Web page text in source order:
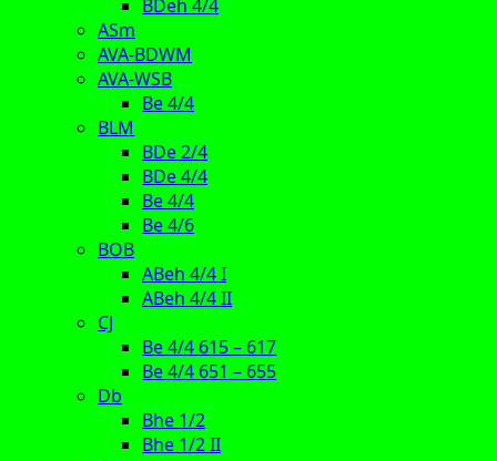
BDeh 4/4
ASm
AVA-BDWM
AVA-WSB
Be 4/4
BLM
BDe 2/4
BDe 4/4
Be 4/4
Be 4/6
BOB
ABeh 4/4 I
ABeh 4/4 II
CJ
Be 4/4 615 – 617
Be 4/4 651 – 655
Db
Bhe 1/2
Bhe 1/2 II